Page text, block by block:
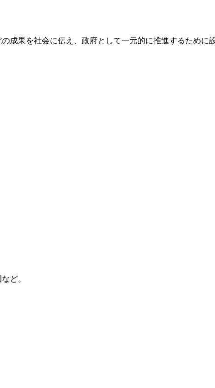
果を社会に伝え、政府として一元的に推進するために
ど。